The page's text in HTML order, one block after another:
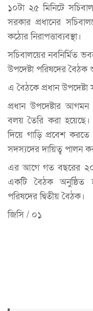
১০টা ২৫ মিনিটে
সরকার প্রধানের
কঠোর নিরাপত্তাব্যবস্থা।
সচিবালয়ের নবনির্মিত
উপদেষ্টা পরিষদের
এ বৈঠকে প্রধান
প্রধান উপদেষ্টার আগমন
বলয় তৈরি করা
দিয়ে গাড়ি প্রবেশ
সদস্যদের দায়িত্ব পালন
এর আগে গত বছরের ২০
একটি বৈঠক অনুষ্ঠিত
পরিষদের দ্বিতীয় বৈঠক।
জিসি / ০১